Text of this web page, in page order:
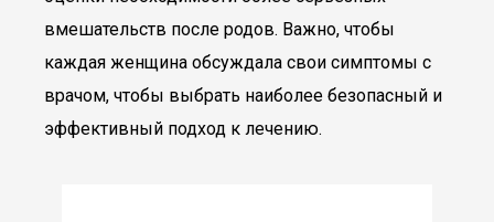
вмешательств после родов. Важно, чтобы
каждая женщина обсуждала свои симптомы с
врачом, чтобы выбрать наиболее безопасный и
эффективный подход к лечению.